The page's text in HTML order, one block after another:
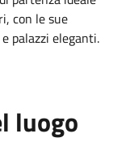
con le sue
palazzi eleganti.
luogo